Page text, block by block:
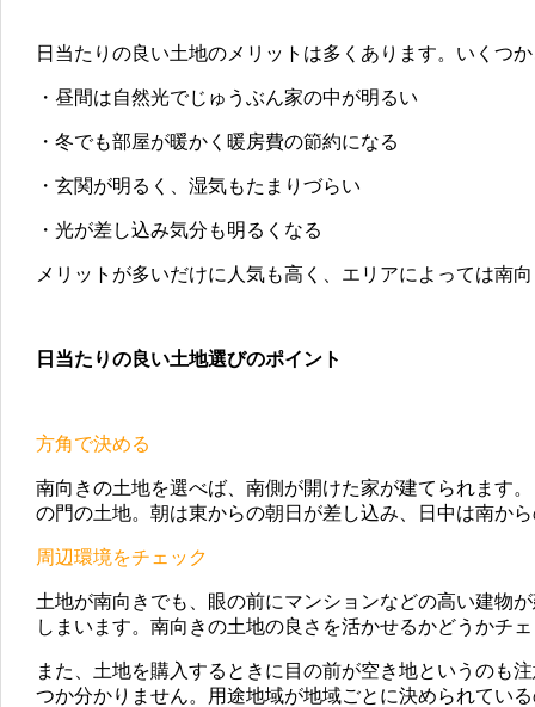
日当たりの良い土地のメリットは多くあります。いくつ
・昼間は自然光でじゅうぶん家の中が明るい
・冬でも部屋が暖かく暖房費の節約になる
・玄関が明るく、湿気もたまりづらい
・光が差し込み気分も明るくなる
メリットが多いだけに人気も高く、エリアによっては南
日当たりの良い土地選びのポイント
方角で決める
南向きの土地を選べば、南側が開けた家が建てられます
の門の土地。朝は東からの朝日が差し込み、日中は南か
周辺環境をチェック
土地が南向きでも、眼の前にマンションなどの高い建物
しまいます。南向きの土地の良さを活かせるかどうかチ
また、土地を購入するときに目の前が空き地というのも
つか分かりません。用途地域が地域ごとに決められてい